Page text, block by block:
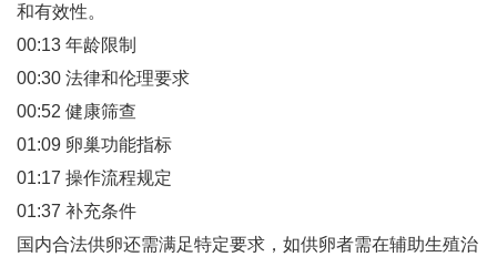
和有效性‌。
00:13 年龄限制
00:30 法律和伦理要求
00:52 健康筛查
01:09 卵巢功能指标
01:17 操作流程规定
01:37 补充条件
国内合法供卵还需满足特定要求，如供卵者需在辅助生殖治